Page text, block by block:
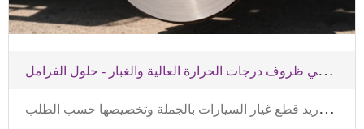
ت
قنيات صيانة أقراص الفرامل لفريق الشرق الأوسط للسباقات | معايير الصيانة والاستبدال في ظروف درجات الحرارة العالية والغبار - حلول الفرامل
د
ليل اختيار أقراص الفرامل المقاومة للحرارة العالية والغبار في الشرق الأوسط | توريد قطع غيار السيارات بالجملة وتخصيصها حسب الطلب